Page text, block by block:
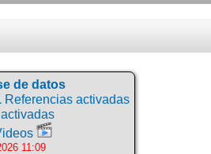
de datos
Referencias activadas
11:09